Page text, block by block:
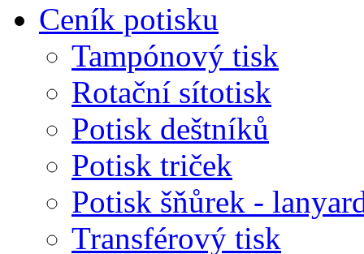
Ceník potisku
Tampónový tisk
Rotační sítotisk
Potisk deštníků
Potisk triček
Potisk šňůrek -
Transférový tisk